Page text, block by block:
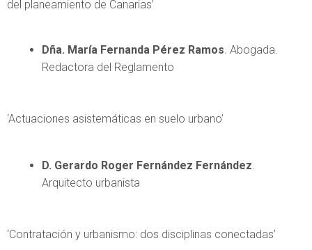
del planeamiento de Canarias’
Dña. María Fernanda Pérez Ramos. Abogada.
Redactora del Reglamento
‘Actuaciones asistemáticas en suelo urbano’
D. Gerardo Roger Fernández Fernández.
Arquitecto urbanista
‘Contratación y urbanismo: dos disciplinas conectadas’